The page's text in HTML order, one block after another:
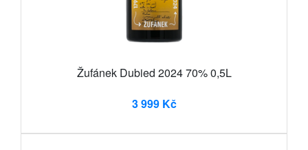
Žufánek Dubied 2024 70% 0,5L
3 999 Kč